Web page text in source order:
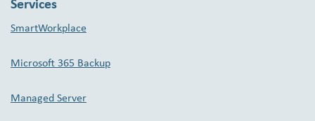
Services
SmartWorkplace
Microsoft 365 Backup
Managed Server